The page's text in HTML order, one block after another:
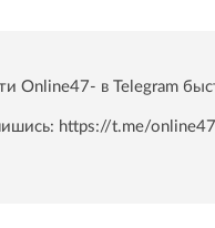
Online47- в Telegram
https://t.me/